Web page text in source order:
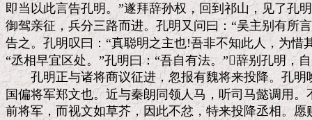
即当以此言告孔明。”遂拜辞孙权，回到祁山，见了孔
御驾亲征，兵分三路而进。孔明又问曰：“吴主别有所
告之。孔明叹曰：“真聪明之主也!吾非不知此人，为惜
“丞相早宜区处。”孔明曰：“吾自有法。”辞别孔明，
孔明正与诸将商议征进，忽报有魏将来投降。孔明
国偏将军郑文也。近与秦朗同领人马，听司马懿调用
前将军，而视文如草芥，因此不忿，特来投降丞相。愿